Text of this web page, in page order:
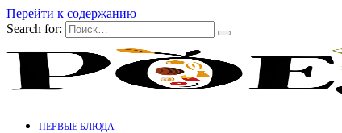
Перейти к содержанию
Search for:
ПЕРВЫЕ БЛЮДА